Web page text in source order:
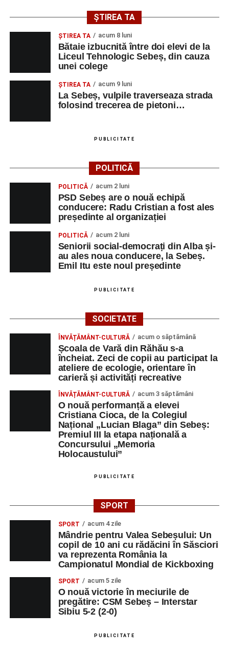
și de a lua parte la un veritabil schimb cultural prin
Adaugă-ne ca sursă preferată
Urmărește-ne pe Google News
iluminatului public pe timpul nopții, în contextul
apelului la economii al Guvernului Bolojan
Duminică, 23 august 2026, Râpa Roșie găzduiește
cea de-a III-a ediție a concursului „CicloAventurier
de Sebeș”
Primul concert din cadrul String Symphonic Camp
2026 a adus emoție și aplauze la Sebeș
ȘTIREA TA
ŞTIREA TA acum 8 luni
Bătaie izbucnită între doi elevi de la
Liceul Tehnologic Sebeș, din cauza
unei colege
ŞTIREA TA acum 9 luni
La Sebeș, vulpile traverseaza strada
folosind trecerea de pietoni…
PUBLICITATE
POLITICĂ
POLITICĂ acum 2 luni
PSD Sebeș are o nouă echipă
conducere: Radu Cristian a fost ales
președinte al organizației
POLITICĂ acum 2 luni
Seniorii social-democrați din Alba și-
au ales noua conducere, la Sebeș.
Emil Itu este noul președinte
PUBLICITATE
SOCIETATE
ÎNVĂȚĂMÂNT-CULTURĂ acum o săptămână
Școala de Vară din Răhău s-a
încheiat. Zeci de copii au participat la
ateliere de ecologie, orientare în
carieră și activități recreative
ÎNVĂȚĂMÂNT-CULTURĂ acum 3 săptămâni
O nouă performanță a elevei
Cristiana Cioca, de la Colegiul
Național „Lucian Blaga” din Sebeș:
Premiul III la etapa națională a
Concursului „Memoria
Holocaustului”
PUBLICITATE
SPORT
SPORT acum 4 zile
Mândrie pentru Valea Sebeșului: Un
copil de 10 ani cu rădăcini în Săsciori
va reprezenta România la
Campionatul Mondial de Kickboxing
SPORT acum 5 zile
O nouă victorie în meciurile de
pregătire: CSM Sebeș – Interstar
Sibiu 5-2 (2-0)
PUBLICITATE